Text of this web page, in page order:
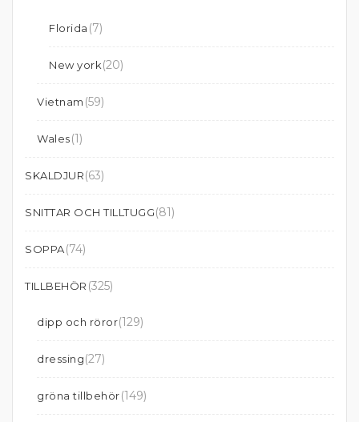
Florida (7)
New york(20)
Vietnam (59)
Wales(1)
SKALDJUR(63)
SNITTAR OCH TILLTUGG(81)
SOPPA(74)
TILLBEHÖR (325)
dipp och röror(129)
dressing(27)
gröna tillbehör(149)